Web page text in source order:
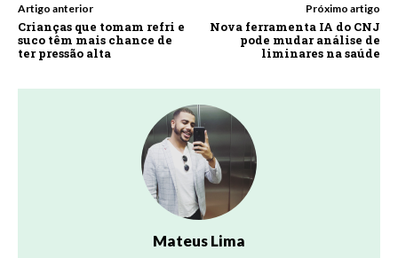
Artigo anterior
Crianças que tomam refri e
suco têm mais chance de
ter pressão alta
Próximo artigo
Nova ferramenta IA do CNJ
pode mudar análise de
liminares na saúde
Mateus Lima